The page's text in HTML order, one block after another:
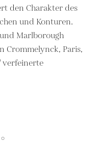
den Charakter des
und Konturen.
Marlborough
Crommelynck, Paris,
verfeinerte